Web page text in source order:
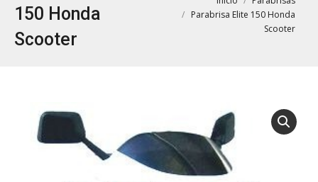
150 Honda
Scooter
Parabrisa Elite 150 Honda
Scooter